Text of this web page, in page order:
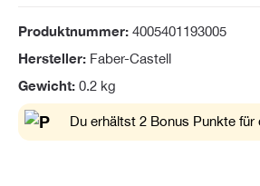
Produktnummer: 4005401193005
Hersteller: Faber-Castell
Gewicht: 0.2 kg
Du erhältst 2 Bonus Punkte für